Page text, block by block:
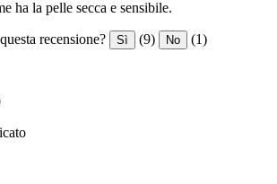
ha la pelle secca e sensibile.
recensione? Sì (9) No (1)